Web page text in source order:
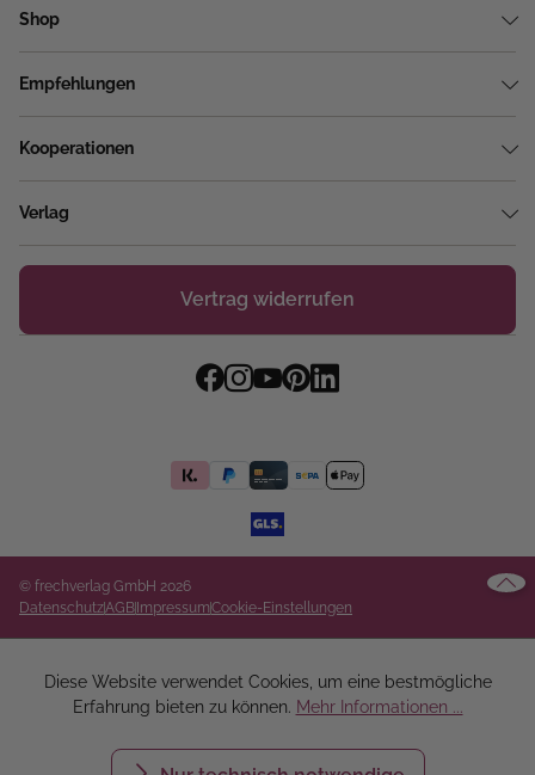
Shop
Empfehlungen
Kooperationen
Verlag
Vertrag widerrufen
© frechverlag GmbH 2026
DatenschutzAGB ImpressumCookie-Einstellungen
Diese Website verwendet Cookies, um eine bestmögliche
Erfahrung bieten zu können. Mehr Informationen ...